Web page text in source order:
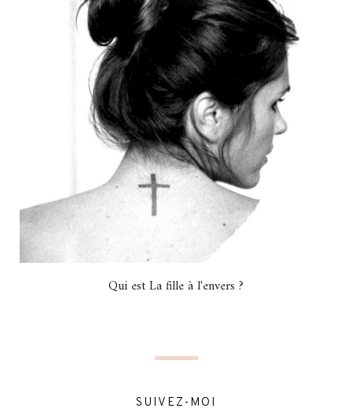
Qui est La fille à l'envers ?
SUIVEZ-MOI